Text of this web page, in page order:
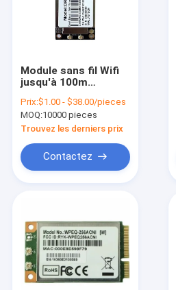
Module sans fil Wifi
jusqu'à 100m
plupart des
systèmes
d'exploitation et
antenne PCB
intégrée
Prix:$1.00 - $38.00/pieces
MOQ:10000 pieces
Trouvez les derniers prix
Contactez